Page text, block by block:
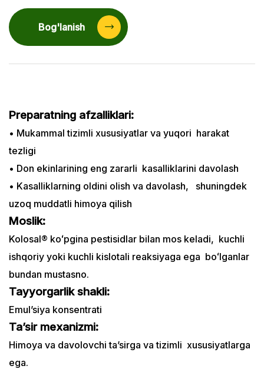
Bog'lanish
Preparatning afzalliklari:
• Mukammal tizimli xususiyatlar va yuqori harakat
tezligi
• Don ekinlarining eng zararli kasalliklarini davolash
• Kasalliklarning oldini olish va davolash, shuningdek
uzoq muddatli himoya qilish
Moslik:
Kolosal® koʻpgina pestisidlar bilan mos keladi, kuchli
ishqoriy yoki kuchli kislotali reaksiyaga ega boʻlganlar
bundan mustasno.
Tayyorgarlik shakli:
Emul’siya konsentrati
Ta’sir mexanizmi:
Himoya va davolovchi ta’sirga va tizimli xususiyatlarga
ega.